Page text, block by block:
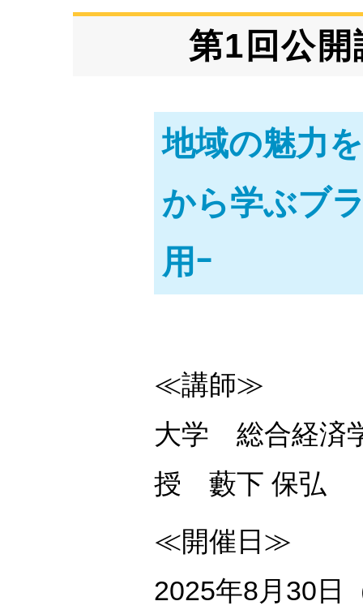
第1回公
地域の魅力
から学ぶブ
用ｰ
≪講師≫
大学 総合経済
授 藪下 保弘
≪開催日≫
2025年8月30日